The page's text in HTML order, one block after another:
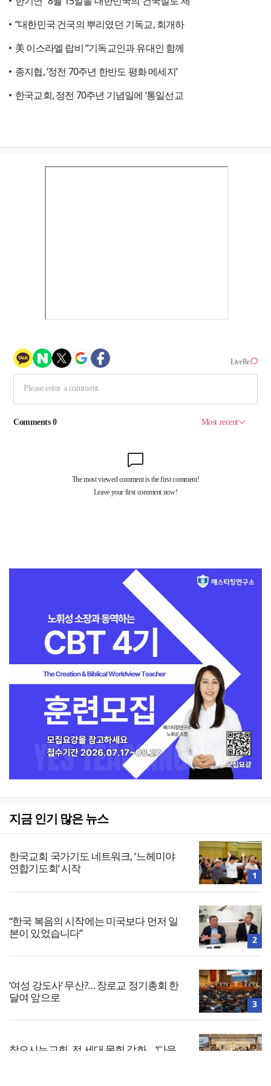
“대한민국 건국의 뿌리였던 기독교, 회개하
美 이스라엘 랍비 “기독교인과 유대인 함께
종지협, ‘정전 70주년 한반도 평화 메세지’
한국교회, 정전 70주년 기념일에 ‘통일선교
지금 인기 많은 뉴스
한국교회 국가기도 네트워크, ‘느헤미야
연합기도회’ 시작
1
“한국 복음의 시작에는 미국보다 먼저 일
본이 있었습니다”
2
‘여성 강도사’ 무산?… 장로교 정기총회 한
달여 앞으로
3
찾으시는교회, 전 세대 목회 강화… ‘다음